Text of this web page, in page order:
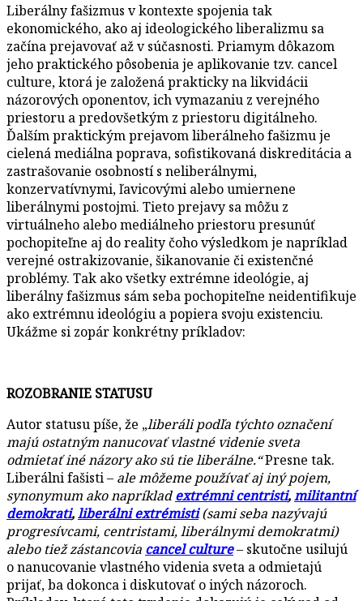
Liberálny fašizmus v kontexte spojenia tak
ekonomického, ako aj ideologického liberalizmu sa
začína prejavovať až v súčasnosti. Priamym dôkazom
jeho praktického pôsobenia je aplikovanie tzv. cancel
culture, ktorá je založená prakticky na likvidácii
názorových oponentov, ich vymazaniu z verejného
priestoru a predovšetkým z priestoru digitálneho.
Ďalším praktickým prejavom liberálneho fašizmu je
cielená mediálna poprava, sofistikovaná diskreditácia a
zastrašovanie osobností s neliberálnymi,
konzervatívnymi, ľavicovými alebo umiernene
liberálnymi postojmi. Tieto prejavy sa môžu z
virtuálneho alebo mediálneho priestoru presunúť
pochopiteľne aj do reality čoho výsledkom je napríklad
verejné ostrakizovanie, šikanovanie či existenčné
problémy. Tak ako všetky extrémne ideológie, aj
liberálny fašizmus sám seba pochopiteľne neidentifikuje
ako extrémnu ideológiu a popiera svoju existenciu.
Ukážme si zopár konkrétny príkladov:
ROZOBRANIE STATUSU
Autor statusu píše, že „liberáli podľa týchto označení
majú ostatným nanucovať vlastné videnie sveta
odmietať iné názory ako sú tie liberálne.“Presne tak.
Liberálni fašisti – ale môžeme používať aj iný pojem,
synonymum ako napríkladextrémni centristi,militantní
demokrati,liberálni extrémisti (sami seba nazývajú
progresívcami, centristami, liberálnymi demokratmi)
alebo tiež zástancovia cancel culture– skutočne usilujú
o nanucovanie vlastného videnia sveta a odmietajú
prijať, ba dokonca i diskutovať o iných názoroch.